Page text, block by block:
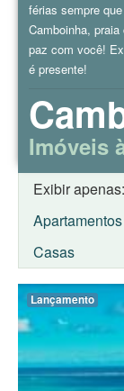
férias sempre
Camboinha,
paz com você!
é presente!
Imóveis
Exibir apenas:
Apartamentos
Casas
Lançamento